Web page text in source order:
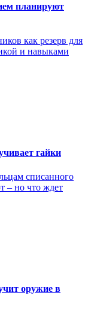
планируют
как резерв для
и навыками
гайки
списанного
– но что ждет
оружие в